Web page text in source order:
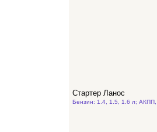
Стартер Ланос
Бензин: 1.4, 1.5, 1.6 л;